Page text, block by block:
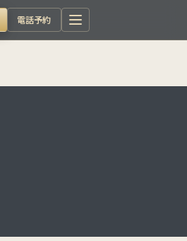
電話予約